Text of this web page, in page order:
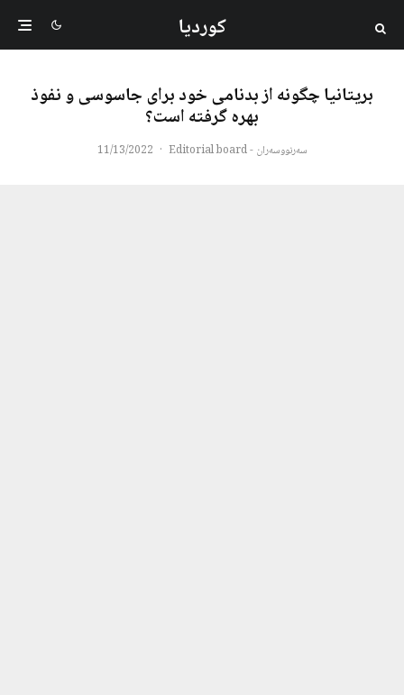
کوردیا
بریتانیا چگونه از بدنامی خود برای جاسوسی و نفوذ
بهره گرفته است؟
سەرنووسەران - Editorial board ·
11/13/2022